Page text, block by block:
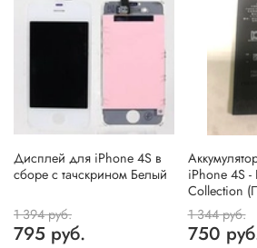
Дисплей для iPhone 4S в
сборе с тачскрином Белый
1 394 руб.
795 руб.
iPhone 4S -
Collection
1 344 руб.
750